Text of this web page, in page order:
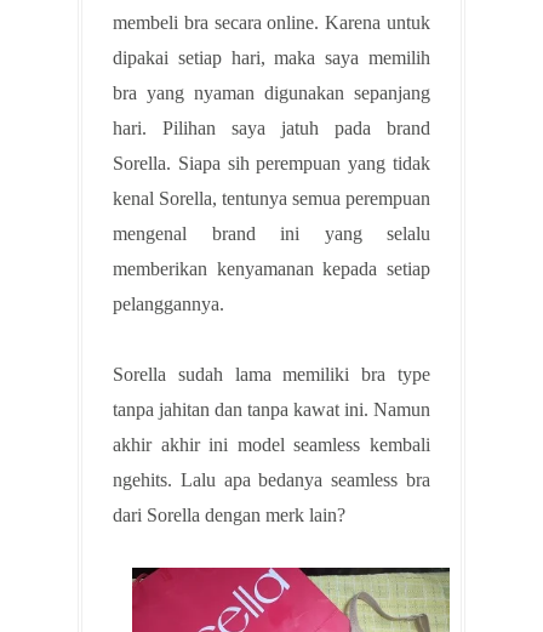
membeli bra secara online. Karena untuk
dipakai setiap hari, maka saya memilih
bra yang nyaman digunakan sepanjang
hari. Pilihan saya jatuh pada brand
Sorella. Siapa sih perempuan yang tidak
kenal Sorella, tentunya semua perempuan
mengenal brand ini yang selalu
memberikan kenyamanan kepada setiap
pelanggannya.
Sorella sudah lama memiliki bra type
tanpa jahitan dan tanpa kawat ini. Namun
akhir akhir ini model seamless kembali
ngehits. Lalu apa bedanya seamless bra
dari Sorella dengan merk lain?